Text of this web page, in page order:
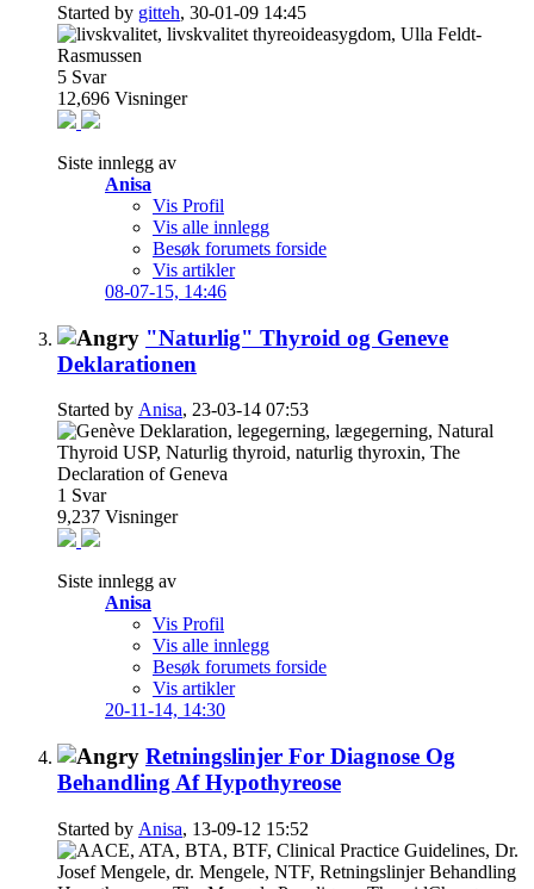
Started by gitteh, 30-01-09 14:45
5 Svar
12,696 Visninger
Siste innlegg av
Anisa
Vis Profil
Vis alle innlegg
Besøk forumets forside
Vis artikler
08-07-15, 14:46
"Naturlig" Thyroid og Geneve
Deklarationen
Started by Anisa, 23-03-14 07:53
1 Svar
9,237 Visninger
Siste innlegg av
Anisa
Vis Profil
Vis alle innlegg
Besøk forumets forside
Vis artikler
20-11-14, 14:30
Retningslinjer For Diagnose Og
Behandling Af Hypothyreose
Started by Anisa, 13-09-12 15:52